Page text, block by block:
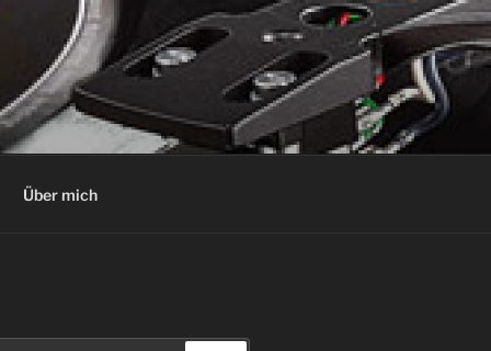
Über mich